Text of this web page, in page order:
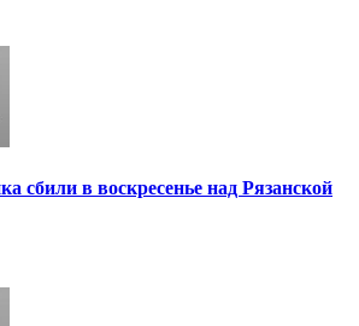
сбили в воскресенье над Рязанской